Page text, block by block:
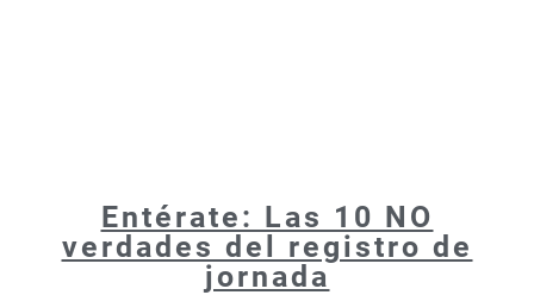
Entérate: Las 10 NO
verdades del registro de
jornada